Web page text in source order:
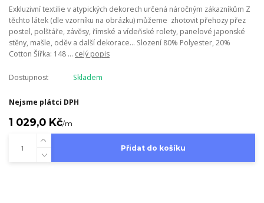
Exkluzivní textilie v atypických dekorech určená náročným zákazníkům Z
těchto látek (dle vzorníku na obrázku) můžeme zhotovit přehozy přez
postel, polštáře, závěsy, římské a vídeňské rolety, panelové japonské
stěny, mašle, oděv a další dekorace... Slození 80% Polyester, 20%
Cotton Šířka: 148 ... celý popis
Dostupnost Skladem
Nejsme plátci DPH
1 029,0 Kč/m
Přidat do košíku